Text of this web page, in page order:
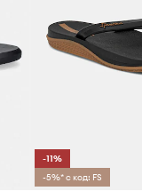
-11%
-5%* с код: FS